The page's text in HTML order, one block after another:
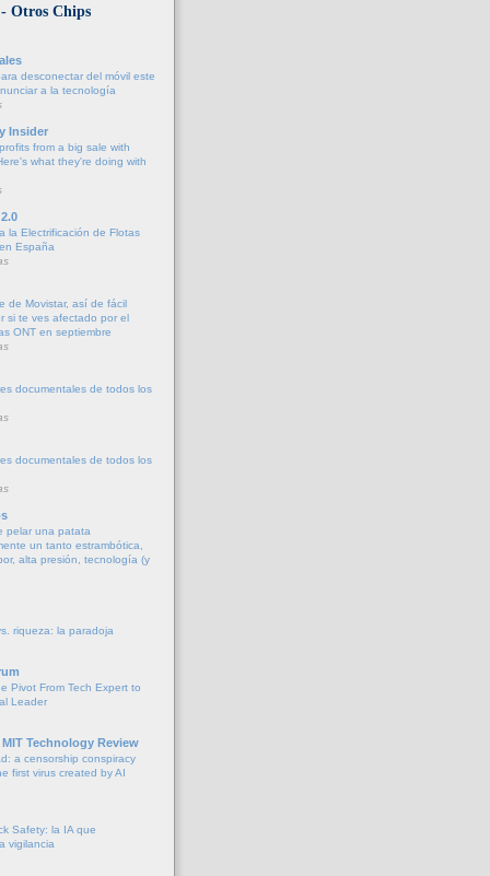
Otros Chips
desconectar del móvil este
a la tecnología
Insider
from a big sale with
what they're doing with
la Electrificación de Flotas
España
de Movistar, así de fácil
si te ves afectado por el
ONT en septiembre
documentales de todos los
documentales de todos los
pelar una patata
un tanto estrambótica,
alta presión, tecnología (y
riqueza: la paradoja
Pivot From Tech Expert to
Leader
Technology Review
a censorship conspiracy
first virus created by AI
Safety: la IA que
vigilancia